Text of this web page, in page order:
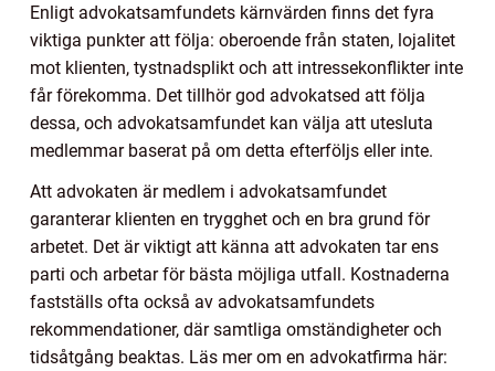
Enligt advokatsamfundets kärnvärden finns det fyra
viktiga punkter att följa: oberoende från staten, lojalitet
mot klienten, tystnadsplikt och att intressekonflikter inte
får förekomma. Det tillhör god advokatsed att följa
dessa, och advokatsamfundet kan välja att utesluta
medlemmar baserat på om detta efterföljs eller inte.
Att advokaten är medlem i advokatsamfundet
garanterar klienten en trygghet och en bra grund för
arbetet. Det är viktigt att känna att advokaten tar ens
parti och arbetar för bästa möjliga utfall. Kostnaderna
fastställs ofta också av advokatsamfundets
rekommendationer, där samtliga omständigheter och
tidsåtgång beaktas. Läs mer om en advokatfirma här: